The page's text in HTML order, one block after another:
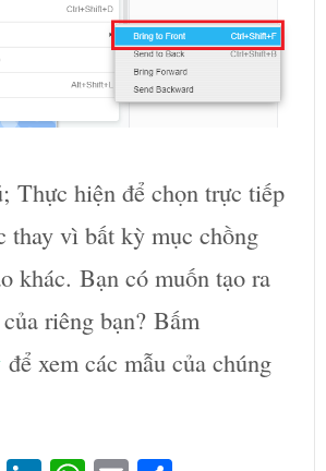
Thực hiện để chọn trực tiếp
thay vì bất kỳ mục chồng
khác. Bạn có muốn tạo ra
riêng bạn? Bấm
để xem các mẫu của chúng